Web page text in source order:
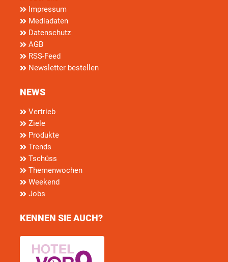
Impressum
Mediadaten
Datenschutz
AGB
RSS-Feed
Newsletter bestellen
NEWS
Vertrieb
Ziele
Produkte
Trends
Tschüss
Themenwochen
Weekend
Jobs
KENNEN SIE AUCH?